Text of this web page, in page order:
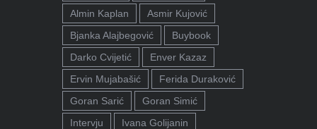
Almin Kaplan
Asmir Kujović
Bjanka Alajbegović
Buybook
Darko Cvijetić
Enver Kazaz
Ervin Mujabašić
Ferida Duraković
Goran Sarić
Goran Simić
Intervju
Ivana Golijanin